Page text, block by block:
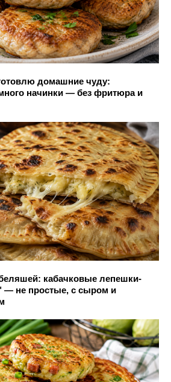
домашние чуду:
начинки — без фритюра и
кабачковые лепешки-
— не простые, с сыром и